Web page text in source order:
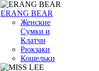
ERANG BEAR
Женские
Сумки и
Клатчи
Рюкзаки
Кошельки